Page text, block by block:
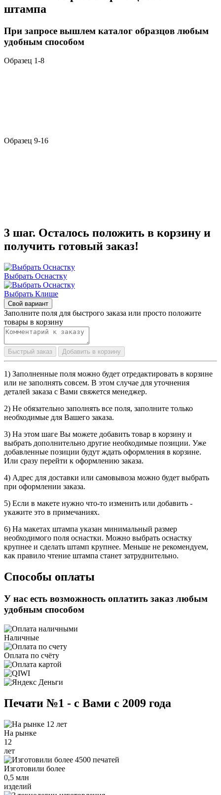
штампа
При запросе вышлем каталог образцов любым
удобным способом
Образец 1-8
Образец 9-16
3 шаг. Осталось положить в корзину и
получить готовый заказ!
Выбрать Оснастку
Выбрать Клише
Свой вариант
Заполните поля для быстрого заказа или просто положите
товары в корзину
Быстрый заказ Добавить в корзину
1) Заполненные поля можно будет отредактировать в корзине
или не заполнять совсем. В этом случае для уточнения
деталей заказа с Вами свяжется менеджер.
2) Не обязательно заполнять все поля, заполните только
необходимые для Вашего заказа.
3) На этом шаге Вы можете добавить товар в корзину и
выбрать дополнительно другие необходимые позиции. Уже
добавленные позиции будут ждать оформления в корзине.
Или сразу перейти к оформлению заказа.
4) Адрес для доставки или самовывоза можно будет выбрать
при оформлении заказа.
5) Если в макете нужно что-то изменить или добавить -
укажите это в примечаниях.
6) На макетах штампа указан минимальный размер
необходимого поля оснастки. Можно выбрать оснастку
крупнее и сделать штамп крупнее. Меньше не рекомендуем,
как правило чтение штампа станет затруднительно.
Способы оплаты
У нас есть возможность оплатить заказ любым
удобным способом
Наличные
Оплата по счёту
Печати №1 - с Вами с 2009 года
На рынке
12
лет
Изготовили более
0,5 млн
изделий